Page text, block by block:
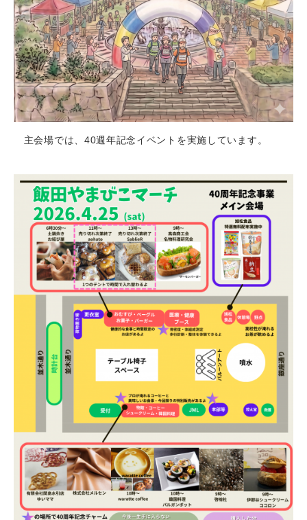
主会場では、40週年記念イベントを実施しています。